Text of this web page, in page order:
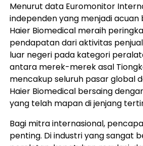
Menurut data Euromonitor
independen yang menjadi
Haier Biomedical meraih
pendapatan dari aktivitas
luar negeri pada kategori
antara merek-merek asal
mencakup seluruh pasar global
Haier Biomedical bersaing
yang telah mapan di jenjang
Bagi mitra internasional,
penting. Di industri yang sangat